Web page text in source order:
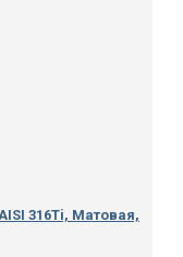
316Ti, Матовая,